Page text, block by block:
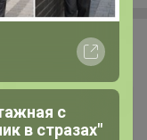
с
в стразах"